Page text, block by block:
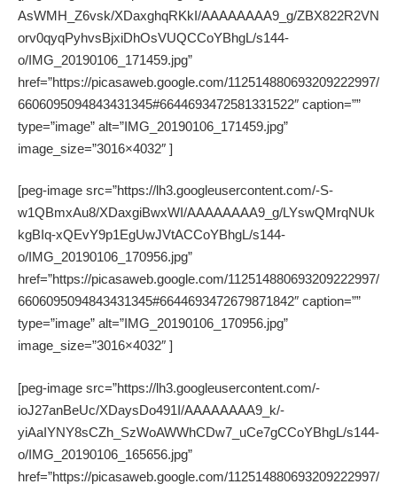
AsWMH_Z6vsk/XDaxghqRKkI/AAAAAAAA9_g/ZBX822R2VN
orv0qyqPyhvsBjxiDhOsVUQCCoYBhgL/s144-
o/IMG_20190106_171459.jpg”
href=”https://picasaweb.google.com/112514880693209222997/
6606095094843431345#6644693472581331522″ caption=””
type=”image” alt=”IMG_20190106_171459.jpg”
image_size=”3016×4032″ ]
[peg-image src=”https://lh3.googleusercontent.com/-S-
w1QBmxAu8/XDaxgiBwxWI/AAAAAAAA9_g/LYswQMrqNUk
kgBIq-xQEvY9p1EgUwJVtACCoYBhgL/s144-
o/IMG_20190106_170956.jpg”
href=”https://picasaweb.google.com/112514880693209222997/
6606095094843431345#6644693472679871842″ caption=””
type=”image” alt=”IMG_20190106_170956.jpg”
image_size=”3016×4032″ ]
[peg-image src=”https://lh3.googleusercontent.com/-
ioJ27anBeUc/XDaysDo491I/AAAAAAAA9_k/-
yiAaIYNY8sCZh_SzWoAWWhCDw7_uCe7gCCoYBhgL/s144-
o/IMG_20190106_165656.jpg”
href=”https://picasaweb.google.com/112514880693209222997/